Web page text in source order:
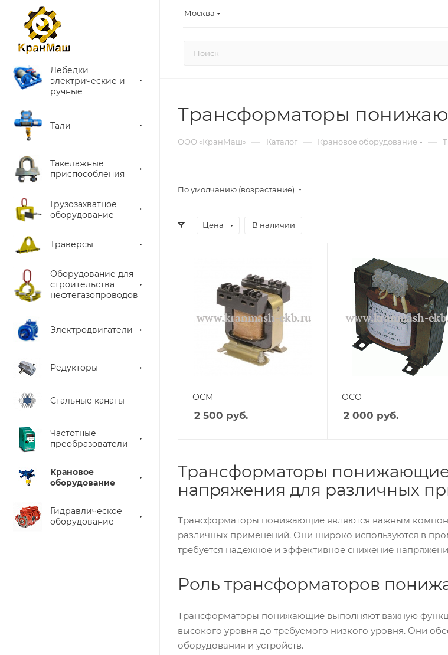
Москва
Лебедки
электрические и
ручные
Тали
Такелажные
приспособления
Грузозахватное
оборудование
Траверсы
Оборудование для
строительства
нефтегазопроводов
Электродвигатели
Редукторы
Стальные канаты
Частотные
преобразователи
Крановое
оборудование
Гидравлическое
оборудование
Трансформаторы
ООО «КранМаш» — Каталог — Крановое оборудование —
По умолчанию (возрастание)
Цена В наличии
ОСМ
2 500 руб.
ОСО
2 000 руб.
Трансформаторы
напряжения для различных
Трансформаторы понижающие являются важным
различных применений. Они широко используются в
требуется надежное и эффективное снижение
Роль трансформаторов
Трансформаторы понижающие выполняют важную
высокого уровня до требуемого низкого уровня. Они
оборудования и устройств.